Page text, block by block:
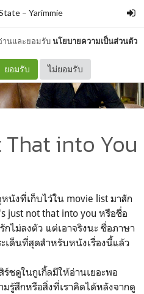
านและยอมรับนโยบายความเป็นส่วนตัว
ยอมรับ ไม่ยอมรับ
– Yarimmie
That into You
นังที่เก็บไว้ใน movie list มาสัก
just not that into you หรือชื่อ
ไม่ลงตัว แต่เอาจริงนะ ชื่อภาษา
เด็นที่สุดสำหรับหนังเรื่องนี้แล้ว
ร์ชดูในกูเกิ้ลมีให้อ่านเยอะพอ
รู้สึกหรือสิ่งที่เราคิดได้หลังจากดู